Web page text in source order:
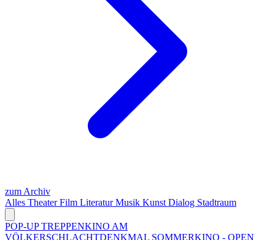
zum Archiv
Alles TheaterFilm LiteraturMusik Kunst Dialog Stadtraum
POP-UP TREPPENKINO AM
VÖLKERSCHLACHTDENKMAL SOMMERKINO - OPEN